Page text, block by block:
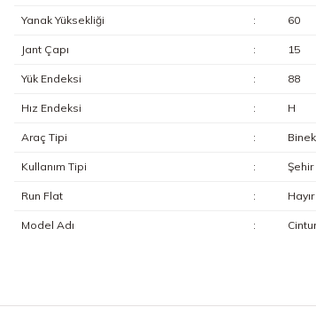
Yanak Yüksekliği : 60
Jant Çapı : 15
Yük Endeksi : 88
Hız Endeksi : H
Araç Tipi :
Kullanım Tipi : Şehir
Run Flat : Hayır
Model Adı :